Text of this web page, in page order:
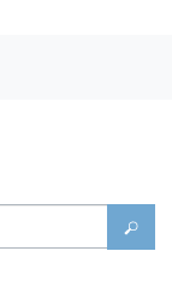
Найти